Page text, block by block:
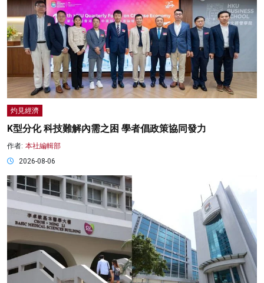
灼見經濟
K型分化 科技難解內需之困 學者倡政策協同發力
作者: 本社編輯部
2026-08-06